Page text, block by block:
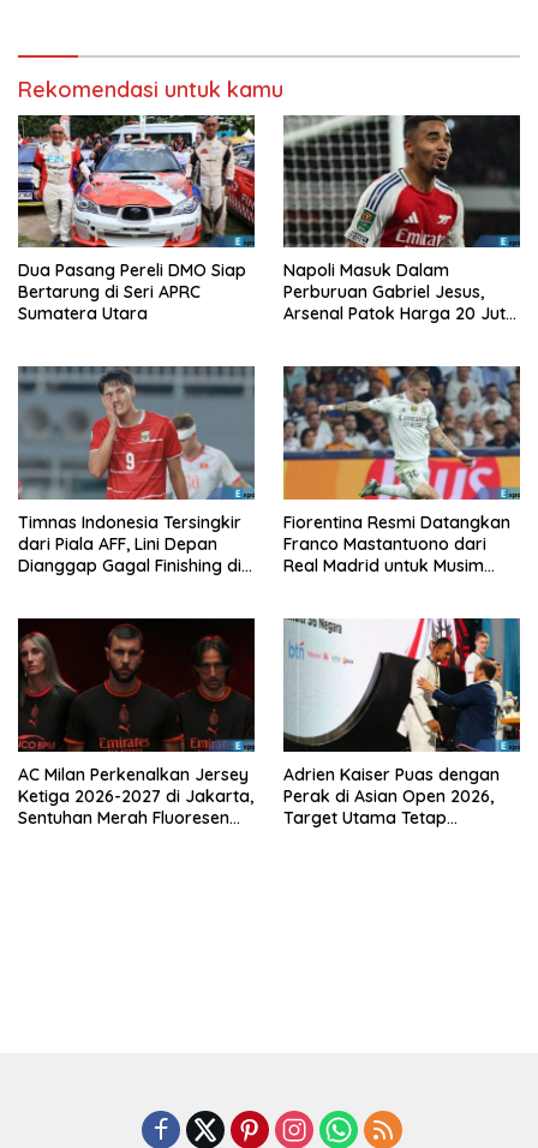
Rekomendasi untuk kamu
Dua Pasang Pereli DMO Siap
Bertarung di Seri APRC
Sumatera Utara
Napoli Masuk Dalam
Perburuan Gabriel Jesus,
Arsenal Patok Harga 20 Juta
Timnas Indonesia Tersingkir
dari Piala AFF, Lini Depan
Dianggap Gagal Finishing di
Fiorentina Resmi Datangkan
Franco Mastantuono dari
Real Madrid untuk Musim
AC Milan Perkenalkan Jersey
Ketiga 2026-2027 di Jakarta,
Sentuhan Merah Fluoresen
Adrien Kaiser Puas dengan
Perak di Asian Open 2026,
Target Utama Tetap